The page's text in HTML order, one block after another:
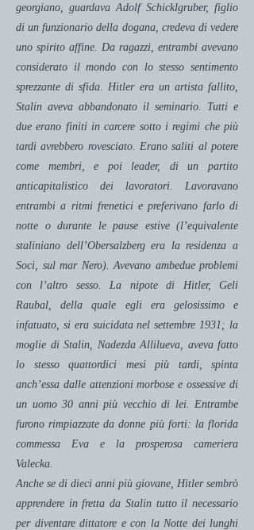
georgiano, guardava Adolf Schicklgruber, figlio
di un funzionario della dogana, credeva di vedere
uno spirito affine. Da ragazzi, entrambi avevano
considerato il mondo con lo stesso sentimento
sprezzante di sfida. Hitler era un artista fallito,
Stalin aveva abbandonato il seminario. Tutti e
due erano finiti in carcere sotto i regimi che più
tardi avrebbero rovesciato. Erano saliti al potere
come membri, e poi leader, di un partito
anticapitalistico dei lavoratori. Lavoravano
entrambi a ritmi frenetici e preferivano farlo di
notte o durante le pause estive (l’equivalente
staliniano dell’Obersalzberg era la residenza a
Soci, sul mar Nero). Avevano ambedue problemi
con l’altro sesso. La nipote di Hitler, Geli
Raubal, della quale egli era gelosissimo e
infatuato, si era suicidata nel settembre 1931; la
moglie di Stalin, Nadezda Allilueva, aveva fatto
lo stesso quattordici mesi più tardi, spinta
anch’essa dalle attenzioni morbose e ossessive di
un uomo 30 anni più vecchio di lei. Entrambe
furono rimpiazzate da donne più forti: la florida
commessa Eva e la prosperosa cameriera
Valecka.
Anche se di dieci anni più giovane, Hitler sembrò
apprendere in fretta da Stalin tutto il necessario
per diventare dittatore e con la Notte dei lunghi